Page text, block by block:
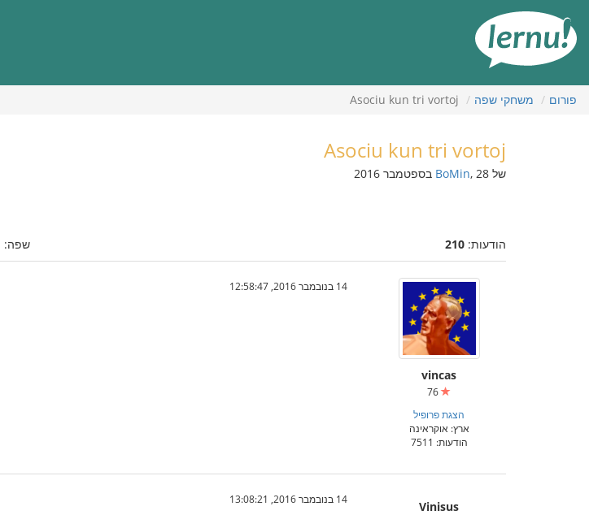
העניינים
פורום משחקי שפה Asociu kun tri vortoj
Asociu kun tri vortoj
של BoMin, 28 בספטמבר 2016
הודעות: 210 שפה:
vincas
הצגת פרופיל
ארץ: אוקראינה
הודעות: 7511
14 בנובמבר 2016, 12:58:47
Vinisus 14 בנובמבר 2016, 13:08:21